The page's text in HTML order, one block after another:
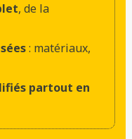
, de la
: matériaux,
partout en